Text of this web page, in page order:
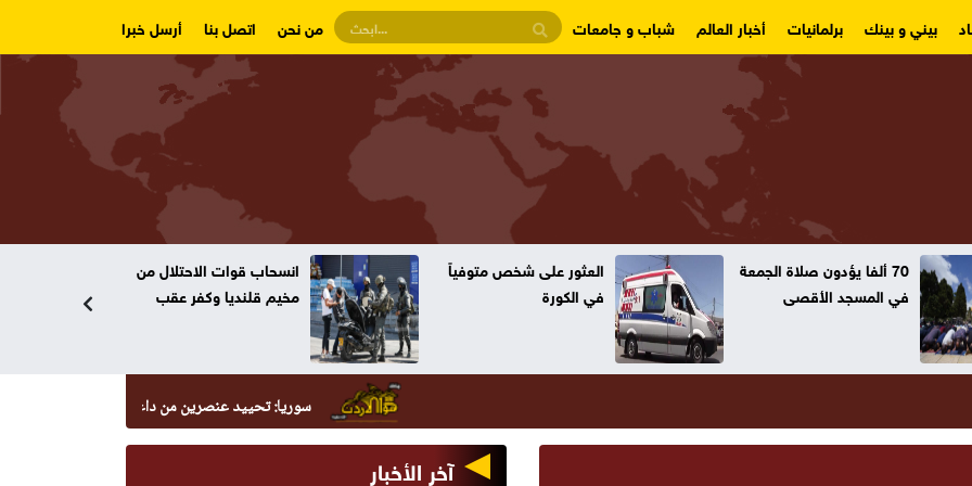
بيني و بينك برلمانيات أخبار العالم شباب و جامعات من نحن اتصل بنا أرسل خبرا
70 ألفا يؤدون صلاة الجمعة
في المسجد الأقصى
العثور على شخص متوفياً
في الكورة
انسحاب قوات الاحتلال من
مخيم قلنديا وكفر عقب
سوريا: تحييد عنصرين من داعش حاولا زرع عبوة في السيدة
آخر الأخبار